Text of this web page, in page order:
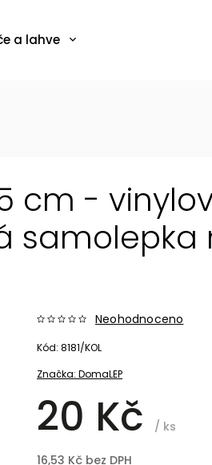
a lahve Boxy, dózy,
cm -
samolepka
Značka: DomaLEP
Neohodnoceno
20 Kč / ks
16,53 Kč bez DPH
Kód: 8181/KOL